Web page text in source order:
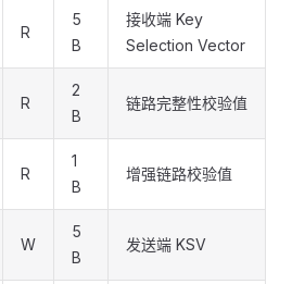
R
5
B
接收端 Key
Selection Vector
R
2
B
链路完整性校验值
R
1
B
增强链路校验值
W
5
B
发送端 KSV